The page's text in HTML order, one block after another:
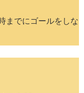
までにゴールをしな